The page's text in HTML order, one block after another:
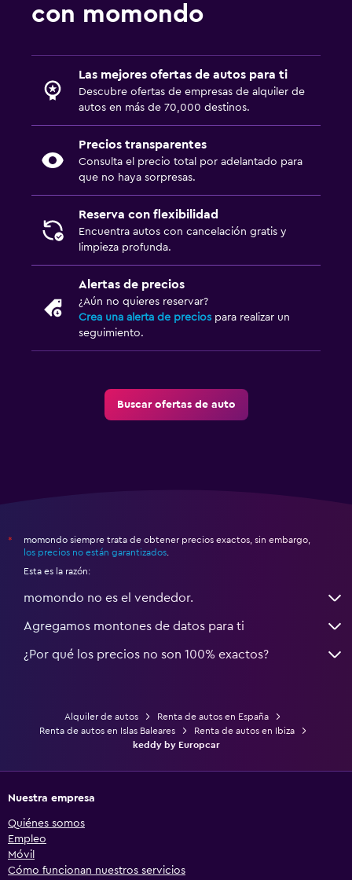
con momondo
Las mejores ofertas de autos para ti
Descubre ofertas de empresas de alquiler de
autos en más de 70,000 destinos.
Precios transparentes
Consulta el precio total por adelantado para
que no haya sorpresas.
Reserva con flexibilidad
Encuentra autos con cancelación gratis y
limpieza profunda.
Alertas de precios
¿Aún no quieres reservar?
Crea una alerta de precios para realizar un
seguimiento.
Buscar ofertas de auto
*
momondo siempre trata de obtener precios exactos, sin embargo,
los precios no están garantizados.
Esta es la razón:
momondo no es el vendedor.
Agregamos montones de datos para ti
¿Por qué los precios no son 100% exactos?
Alquiler de autos
Renta de autos en España
Renta de autos en Islas Baleares
Renta de autos en Ibiza
keddy by Europcar
Nuestra empresa
Quiénes somos
Empleo
Móvil
Cómo funcionan nuestros servicios